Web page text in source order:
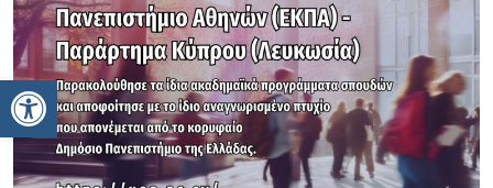
Ανοίξτε τη γραμμή εργαλείων